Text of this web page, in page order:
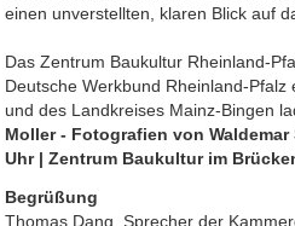
einen unverstellten, klaren Blick auf
Das Zentrum Baukultur Rheinland-
Deutsche Werkbund Rheinland-
und des Landkreises Mainz-Bingen
Moller - Fotografien von
Uhr | Zentrum Baukultur im
Begrüßung
Thomas Dang, Sprecher der